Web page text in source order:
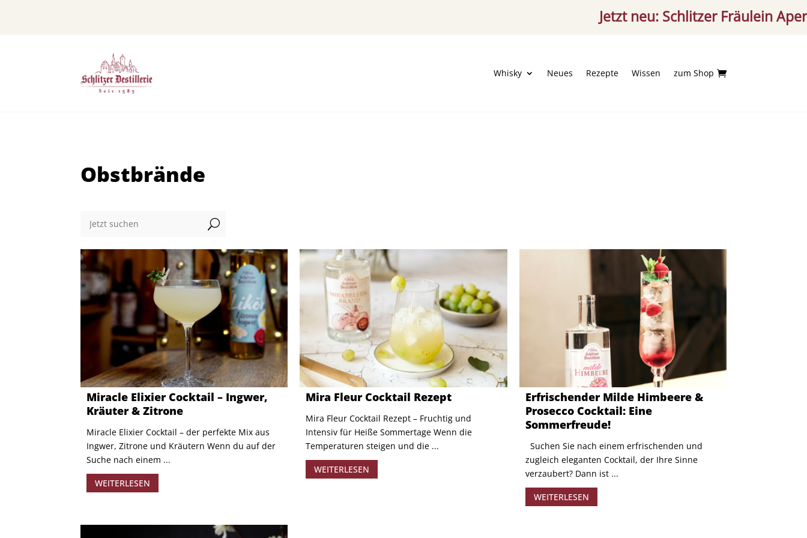
Jetzt neu: Schlitzer Fräulein Aperitif
Whisky Neues Rezepte Wissen zum Shop 
Obstbrände
U
Miracle Elixier Cocktail – Ingwer,
Kräuter & Zitrone
Miracle Elixier Cocktail – der perfekte Mix aus
Ingwer, Zitrone und Kräutern Wenn du auf der
Suche nach einem ...
WEITERLESEN
Mira Fleur Cocktail Rezept
Mira Fleur Cocktail Rezept – Fruchtig und
Intensiv für Heiße Sommertage Wenn die
Temperaturen steigen und die ...
WEITERLESEN
Erfrischender Milde Himbeere &
Prosecco Cocktail: Eine
Sommerfreude!
Suchen Sie nach einem erfrischenden und
zugleich eleganten Cocktail, der Ihre Sinne
verzaubert? Dann ist ...
WEITERLESEN